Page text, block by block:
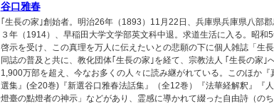
谷口雅春
｢生長の家｣創始者。明治26年（1893）11月22日、兵庫県兵庫県八部
３年（1914）、早稲田大学文学部英文科中退。求道生活に入る。昭
啓示を受け、この真理を万人に伝えたいとの悲願の下に個人雑誌「生
同誌の普及と共に、教化団体｢生長の家｣を経て、宗教法人 ｢生長の家
1,900万部を超え、今なお多くの人々に読み継がれている。このほか
選集』(全20巻)『新選谷口雅春法話集』（全12巻）『法華経解釈』『
燈臺の點燈者の神示」などがあり、霊感に導かれて綴った自由詩（の